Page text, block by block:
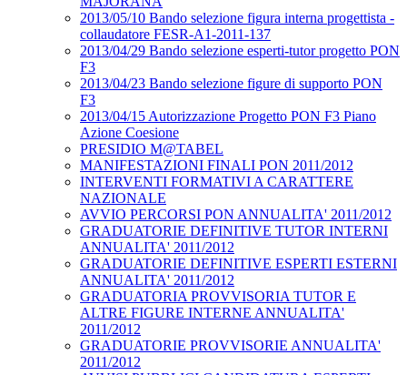
2013/05/10 Bando selezione figura interna progettista -
collaudatore FESR-A1-2011-137
2013/04/29 Bando selezione esperti-tutor progetto PON
F3
2013/04/23 Bando selezione figure di supporto PON
F3
2013/04/15 Autorizzazione Progetto PON F3 Piano
Azione Coesione
PRESIDIO M@TABEL
MANIFESTAZIONI FINALI PON 2011/2012
INTERVENTI FORMATIVI A CARATTERE
NAZIONALE
AVVIO PERCORSI PON ANNUALITA' 2011/2012
GRADUATORIE DEFINITIVE TUTOR INTERNI
ANNUALITA' 2011/2012
GRADUATORIE DEFINITIVE ESPERTI ESTERNI
ANNUALITA' 2011/2012
GRADUATORIA PROVVISORIA TUTOR E
ALTRE FIGURE INTERNE ANNUALITA'
2011/2012
GRADUATORIE PROVVISORIE ANNUALITA'
2011/2012